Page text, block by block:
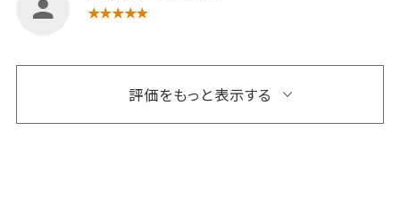
★★★★★
評価をもっと表示する